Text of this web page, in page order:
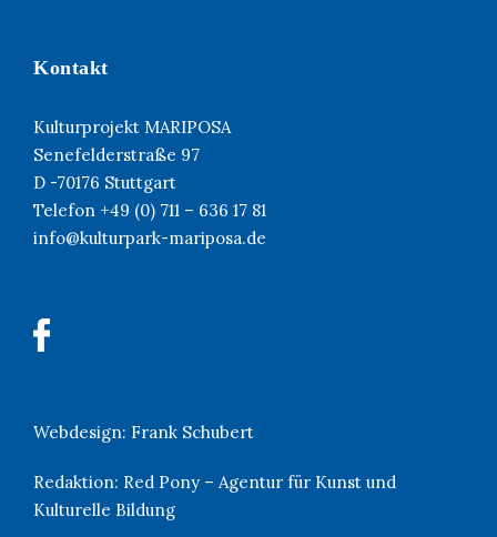
Kontakt
Kulturprojekt MARIPOSA
Senefelderstraße 97
D -70176 Stuttgart
Telefon +49 (0) 711 – 636 17 81
info@kulturpark-mariposa.de
Webdesign: Frank Schubert
Redaktion: Red Pony – Agentur für Kunst und
Kulturelle Bildung